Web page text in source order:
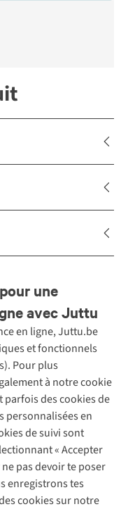
une
avec Juttu
en ligne, Juttu.be
et fonctionnels
Pour plus
à notre cookie
parfois des cookies de
personnalisées en
de suivi sont
« Accepter
pas devoir te poser
enregistrons tes
cookies sur notre